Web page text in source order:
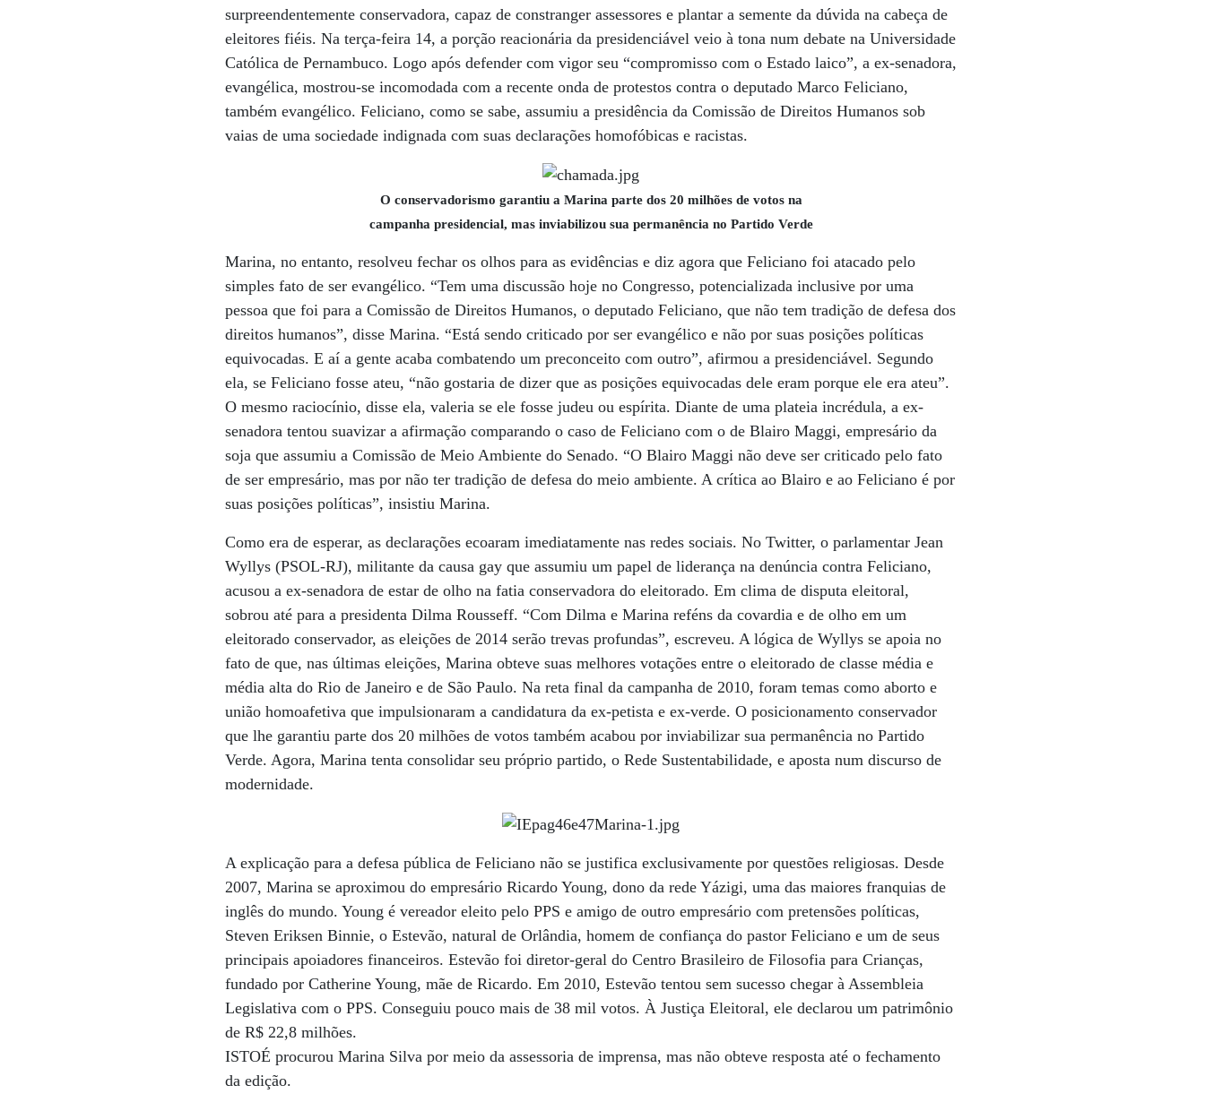
surpreendentemente conservadora, capaz de constranger assessores e plantar a semente da dúvida na cabeça de
eleitores fiéis. Na terça-feira 14, a porção reacionária da presidenciável veio à tona num debate na Universidade
Católica de Pernambuco. Logo após defender com vigor seu “compromisso com o Estado laico”, a ex-senadora,
evangélica, mostrou-se incomodada com a recente onda de protestos contra o deputado Marco Feliciano,
também evangélico. Feliciano, como se sabe, assumiu a presidência da Comissão de Direitos Humanos sob
vaias de uma sociedade indignada com suas declarações homofóbicas e racistas.
O conservadorismo garantiu a Marina parte dos 20 milhões de votos na
campanha presidencial, mas inviabilizou sua permanência no Partido Verde
Marina, no entanto, resolveu fechar os olhos para as evidências e diz agora que Feliciano foi atacado pelo
simples fato de ser evangélico. “Tem uma discussão hoje no Congresso, potencializada inclusive por uma
pessoa que foi para a Comissão de Direitos Humanos, o deputado Feliciano, que não tem tradição de defesa dos
direitos humanos”, disse Marina. “Está sendo criticado por ser evangélico e não por suas posições políticas
equivocadas. E aí a gente acaba combatendo um preconceito com outro”, afirmou a presidenciável. Segundo
ela, se Feliciano fosse ateu, “não gostaria de dizer que as posições equivocadas dele eram porque ele era ateu”.
O mesmo raciocínio, disse ela, valeria se ele fosse judeu ou espírita. Diante de uma plateia incrédula, a ex-
senadora tentou suavizar a afirmação comparando o caso de Feliciano com o de Blairo Maggi, empresário da
soja que assumiu a Comissão de Meio Ambiente do Senado. “O Blairo Maggi não deve ser criticado pelo fato
de ser empresário, mas por não ter tradição de defesa do meio ambiente. A crítica ao Blairo e ao Feliciano é por
suas posições políticas”, insistiu Marina.
Como era de esperar, as declarações ecoaram imediatamente nas redes sociais. No Twitter, o parlamentar Jean
Wyllys (PSOL-RJ), militante da causa gay que assumiu um papel de liderança na denúncia contra Feliciano,
acusou a ex-senadora de estar de olho na fatia conservadora do eleitorado. Em clima de disputa eleitoral,
sobrou até para a presidenta Dilma Rousseff. “Com Dilma e Marina reféns da covardia e de olho em um
eleitorado conservador, as eleições de 2014 serão trevas profundas”, escreveu. A lógica de Wyllys se apoia no
fato de que, nas últimas eleições, Marina obteve suas melhores votações entre o eleitorado de classe média e
média alta do Rio de Janeiro e de São Paulo. Na reta final da campanha de 2010, foram temas como aborto e
união homoafetiva que impulsionaram a candidatura da ex-petista e ex-verde. O posicionamento conservador
que lhe garantiu parte dos 20 milhões de votos também acabou por inviabilizar sua permanência no Partido
Verde. Agora, Marina tenta consolidar seu próprio partido, o Rede Sustentabilidade, e aposta num discurso de
modernidade.
A explicação para a defesa pública de Feliciano não se justifica exclusivamente por questões religiosas. Desde
2007, Marina se aproximou do empresário Ricardo Young, dono da rede Yázigi, uma das maiores franquias de
inglês do mundo. Young é vereador eleito pelo PPS e amigo de outro empresário com pretensões políticas,
Steven Eriksen Binnie, o Estevão, natural de Orlândia, homem de confiança do pastor Feliciano e um de seus
principais apoiadores financeiros. Estevão foi diretor-geral do Centro Brasileiro de Filosofia para Crianças,
fundado por Catherine Young, mãe de Ricardo. Em 2010, Estevão tentou sem sucesso chegar à Assembleia
Legislativa com o PPS. Conseguiu pouco mais de 38 mil votos. À Justiça Eleitoral, ele declarou um patrimônio
de R$ 22,8 milhões.
ISTOÉ procurou Marina Silva por meio da assessoria de imprensa, mas não obteve resposta até o fechamento
da edição.